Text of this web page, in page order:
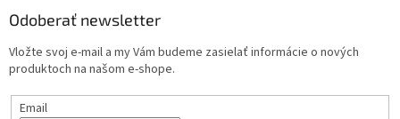
Odoberať newsletter
Vložte svoj e-mail a my Vám budeme zasielať informácie o nových
produktoch na našom e-shope.
Email